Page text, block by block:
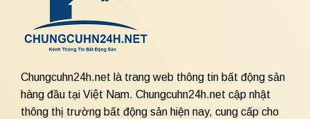
Chungcuhn24h.net là trang web thông tin bất động sản
hàng đầu tại Việt Nam. Chungcuhn24h.net cập nhật
thông thị trường bất động sản hiện nay, cung cấp cho